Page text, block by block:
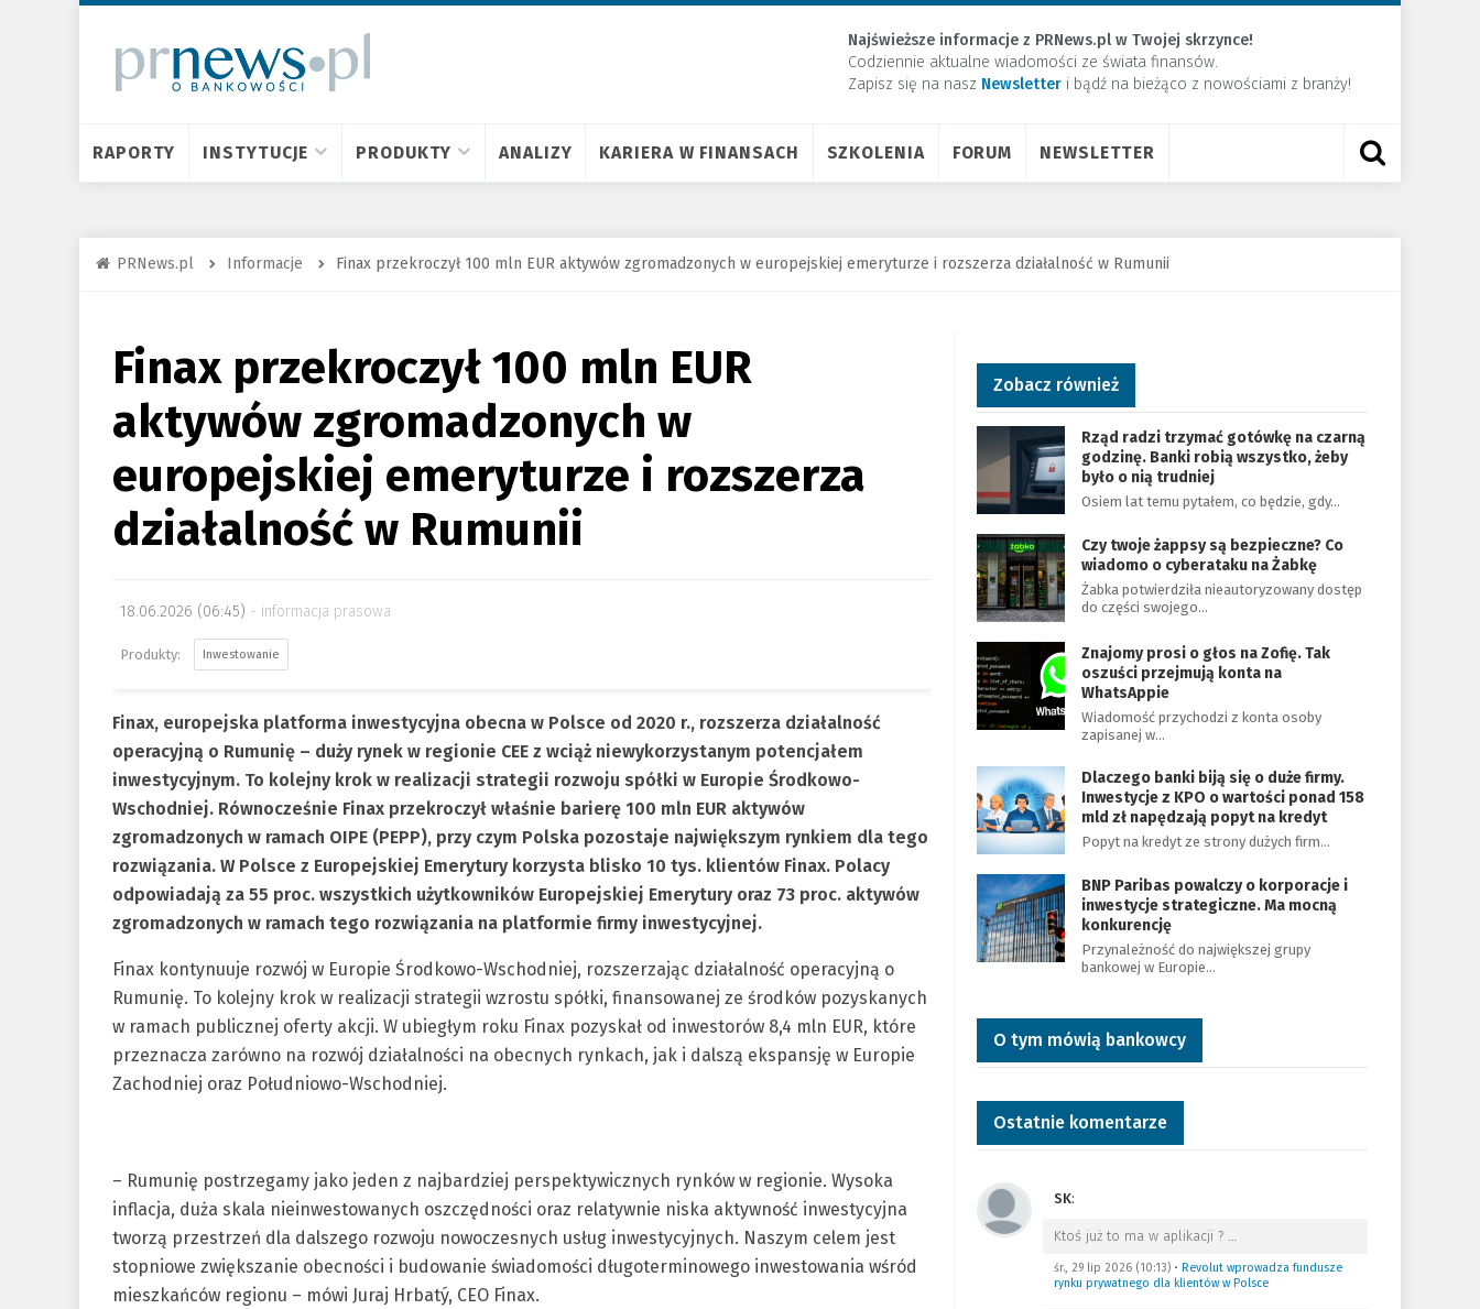
Najświeższe informacje z PRNews.pl w Twojej skrzynce!
Codziennie aktualne wiadomości ze świata finansów.
Zapisz się na nasz Newsletter ​i bądź na bieżąco z nowościami z branży!
RAPORTY INSTYTUCJE PRODUKTY ANALIZY KARIERA W FINANSACH SZKOLENIA FORUM NEWSLETTER
PRNews.pl Informacje Finax przekroczył 100 mln EUR aktywów zgromadzonych w europejskiej emeryturze i rozszerza działalność w Rumunii
Finax przekroczył 100 mln EUR
aktywów zgromadzonych w
europejskiej emeryturze i rozszerza
działalność w Rumunii
18.06.2026 (06:45) informacja prasowa
Inwestowanie
Finax, europejska platforma inwestycyjna obecna w Polsce od 2020 r., rozszerza działalność
operacyjną o Rumunię – duży rynek w regionie CEE z wciąż niewykorzystanym potencjałem
inwestycyjnym. To kolejny krok w realizacji strategii rozwoju spółki w Europie Środkowo-
Wschodniej. Równocześnie Finax przekroczył właśnie barierę 100 mln EUR aktywów
zgromadzonych w ramach OIPE (PEPP), przy czym Polska pozostaje największym rynkiem dla tego
rozwiązania. W Polsce z Europejskiej Emerytury korzysta blisko 10 tys. klientów Finax. Polacy
odpowiadają za 55 proc. wszystkich użytkowników Europejskiej Emerytury oraz 73 proc. aktywów
zgromadzonych w ramach tego rozwiązania na platformie firmy inwestycyjnej.
Finax kontynuuje rozwój w Europie Środkowo-Wschodniej, rozszerzając działalność operacyjną o
Rumunię. To kolejny krok w realizacji strategii wzrostu spółki, finansowanej ze środków pozyskanych
w ramach publicznej oferty akcji. W ubiegłym roku Finax pozyskał od inwestorów 8,4 mln EUR, które
przeznacza zarówno na rozwój działalności na obecnych rynkach, jak i dalszą ekspansję w Europie
Zachodniej oraz Południowo-Wschodniej.
– Rumunię postrzegamy jako jeden z najbardziej perspektywicznych rynków w regionie. Wysoka
inflacja, duża skala nieinwestowanych oszczędności oraz relatywnie niska aktywność inwestycyjna
tworzą przestrzeń dla dalszego rozwoju nowoczesnych usług inwestycyjnych. Naszym celem jest
stopniowe zwiększanie obecności i budowanie świadomości długoterminowego inwestowania wśród
mieszkańców regionu – mówi Juraj Hrbatý, CEO Finax.
Zobacz również
Rząd radzi trzymać gotówkę na czarną
godzinę. Banki robią wszystko, żeby
było o nią trudniej
Osiem lat temu pytałem, co będzie, gdy…
Czy twoje żappsy są bezpieczne? Co
wiadomo o cyberataku na Żabkę
Żabka potwierdziła nieautoryzowany dostęp
do części swojego…
Znajomy prosi o głos na Zofię. Tak
oszuści przejmują konta na
WhatsAppie
Wiadomość przychodzi z konta osoby
zapisanej w…
Dlaczego banki biją się o duże firmy.
Inwestycje z KPO o wartości ponad 158
mld zł napędzają popyt na kredyt
Popyt na kredyt ze strony dużych firm…
BNP Paribas powalczy o korporacje i
inwestycje strategiczne. Ma mocną
konkurencję
Przynależność do największej grupy
bankowej w Europie…
O tym mówią bankowcy
Ostatnie komentarze
SK:
Ktoś już to ma w aplikacji ? …
śr., 29 lip 2026 (10:13)• Revolut wprowadza fundusze
rynku prywatnego dla klientów w Polsce